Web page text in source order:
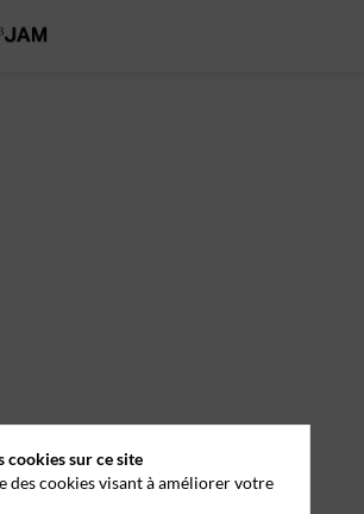
cookies sur ce site
des cookies visant à améliorer votre